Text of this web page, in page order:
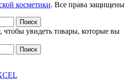
косметики. Все права защищены
Поиск
чтобы увидеть товары, которые вы
Поиск